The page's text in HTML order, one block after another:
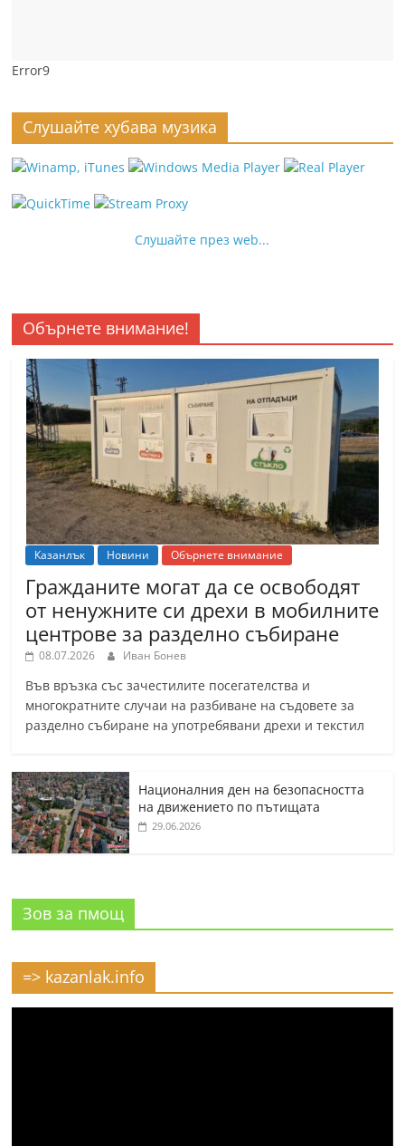
Error9
Слушайте хубава музика
Слушайте през web...
Обърнете внимание!
Казанлък Новини Обърнете внимание
Гражданите могат да се освободят
от ненужните си дрехи в мобилните
центрове за разделно събиране
08.07.2026 Иван Бонев
Във връзка със зачестилите посегателства и
многократните случаи на разбиване на съдовете за
разделно събиране на употребявани дрехи и текстил
Националния ден на безопасността
на движението по пътищата
29.06.2026
Зов за пмощ
=> kazanlak.info